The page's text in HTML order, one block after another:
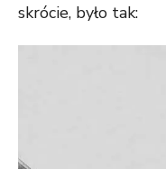
skrócie, było tak: